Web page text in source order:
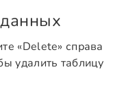
«Delete» справа
удалить таблицу